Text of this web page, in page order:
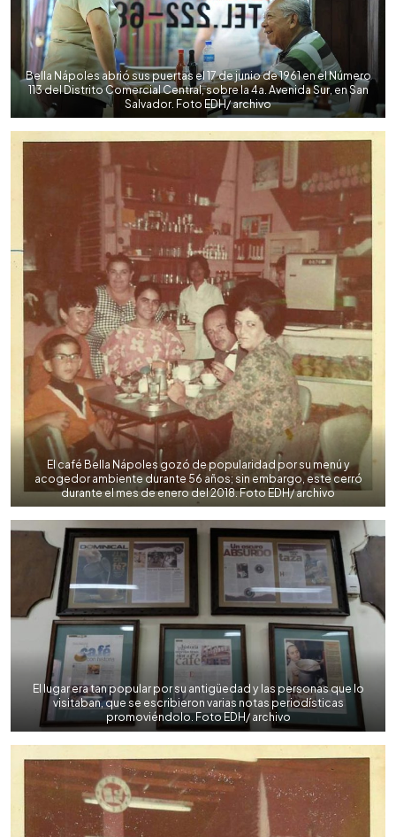
Bella Nápoles abrió sus puertas el 17 de junio de 1961 en el Número
113 del Distrito Comercial Central, sobre la 4a. Avenida Sur, en San
Salvador. Foto EDH/ archivo
El café Bella Nápoles gozó de popularidad por su menú y
acogedor ambiente durante 56 años; sin embargo, este cerró
durante el mes de enero del 2018. Foto EDH/ archivo
El lugar era tan popular por su antigüedad y las personas que lo
visitaban, que se escribieron varias notas periodísticas
promoviéndolo. Foto EDH/ archivo